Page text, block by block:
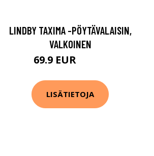
LINDBY TAXIMA -PÖYTÄVALAISIN,
VALKOINEN
69.9 EUR
LISÄTIETOJA